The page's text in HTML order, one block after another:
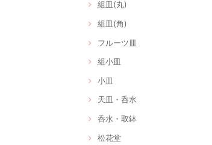
組皿(丸)
組皿(角)
フルーツ皿
組小皿
小皿
天皿・呑水
呑水・取鉢
松花堂